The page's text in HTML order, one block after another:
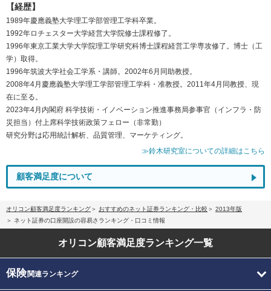
【経歴】
1989年慶應義塾大学理工学部管理工学科卒業。
1992年ロチェスター大学経営大学院修士課程修了。
1996年東京工業大学大学院理工学研究科博士課程経営工学専攻修了。博士（工
学）取得。
1996年筑波大学社会工学系・講師。2002年6月同助教授。
2008年4月慶應義塾大学理工学部管理工学科・准教授。2011年4月同教授、現
在に至る。
2023年4月内閣府 科学技術・イノベーション推進事務局参事官（インフラ・防
災担当）付上席科学技術政策フェロー（非常勤）
研究分野は応用統計解析、品質管理、マーケティング。
≫鈴木研究室についての詳細はこちら
顧客満足度について
オリコン顧客満足度ランキング おすすめのネット証券ランキング・比較
2013年版
ネット証券の口座開設の容易さランキング・口コミ情報
オリコン顧客満足度ランキング一覧
保険関連ランキング